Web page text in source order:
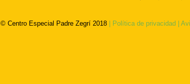
© Centro Especial Padre Zegrí 2018 Política de privacidad